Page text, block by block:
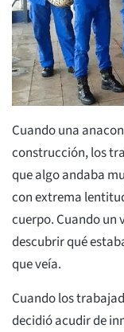
Cuando una
construcción, los
que algo andaba
con extrema
cuerpo. Cuando
descubrir qué
que veía.
Cuando los
decidió acudir de